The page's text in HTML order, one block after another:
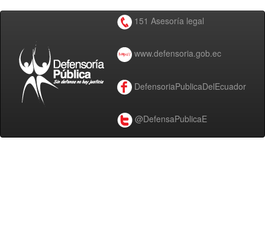
151 Asesoría legal
www.defensoria.gob.ec
DefensoriaPublicaDelEcuador
@DefensaPublicaE